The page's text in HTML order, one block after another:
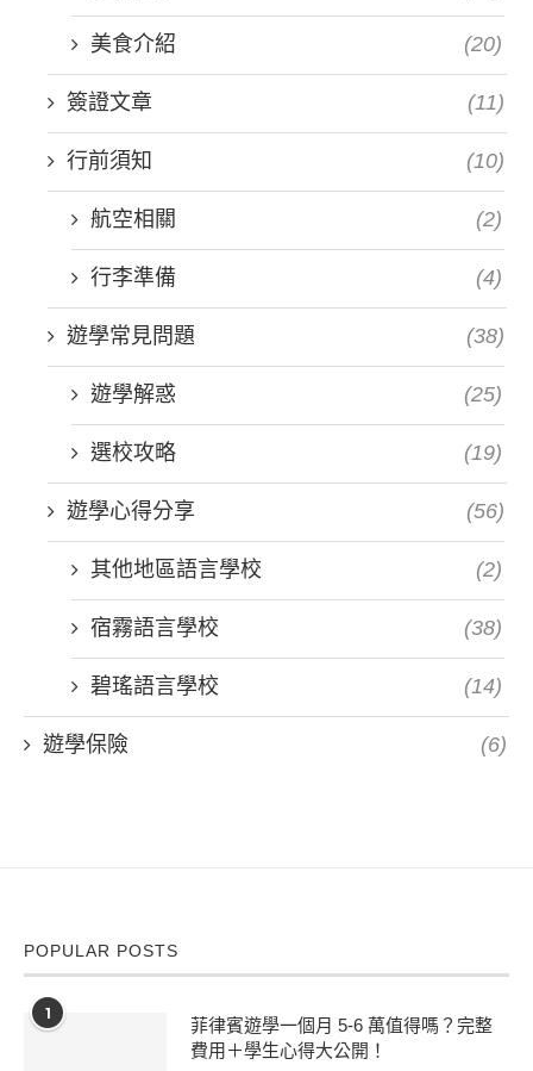
美食介紹 (20)
簽證文章 (11)
行前須知 (10)
航空相關 (2)
行李準備 (4)
遊學常見問題 (38)
遊學解惑 (25)
選校攻略 (19)
遊學心得分享 (56)
其他地區語言學校 (2)
宿霧語言學校 (38)
碧瑤語言學校 (14)
遊學保險 (6)
POPULAR POSTS
1
菲律賓遊學一個月 5-6 萬值得嗎？完整
費用＋學生心得大公開！